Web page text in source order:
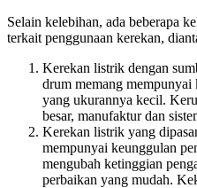
Selain kelebihan, ada beberapa
terkait penggunaan kerekan,
Kerekan listrik dengan
drum memang
yang ukurannya kecil.
besar, manufaktur dan
Kerekan listrik yang
mempunyai keunggulan
mengubah ketinggian
perbaikan yang mudah.